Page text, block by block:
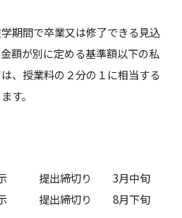
期間で卒業又は修了できる見込
額が別に定める基準額以下の私
、授業料の２分の１に相当する
す。
示 提出締切り 3月中旬
示 提出締切り 8月下旬